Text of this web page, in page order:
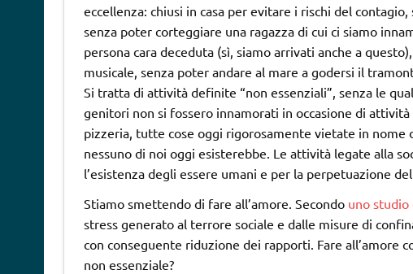
eccellenza: chiusi in casa per evitare i rischi del
senza poter corteggiare una ragazza di cui ci siamo
persona cara deceduta (sì, siamo arrivati anche a
musicale, senza poter andare al mare a godersi il
Si tratta di attività definite “non essenziali”, senza le
genitori non si fossero innamorati in occasione di attività
pizzeria, tutte cose oggi rigorosamente vietate in
nessuno di noi oggi esisterebbe. Le attività legate alla
l’esistenza degli essere umani e per la perpetuazione
Stiamo smettendo di fare all’amore. Secondo uno studio
stress generato al terrore sociale e dalle misure di
con conseguente riduzione dei rapporti. Fare all’amore
non essenziale?